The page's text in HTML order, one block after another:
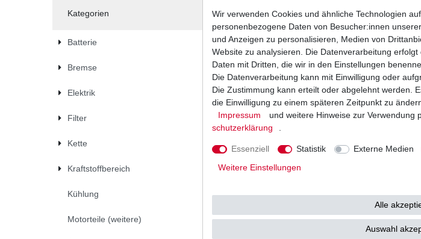
Kategorien
Batterie
Bremse
Elektrik
Filter
Kette
Kraftstoffbereich
Kühlung
Motorteile (weitere)
Marken Batterie YTX9-BS wartungsfrei für Suzuki
UVP 36,76 € 33,61 € *
*inkl. ges. MwSt.zzgl.Versandkosten
Wir verwenden Cookies und ähnliche Technologien
personenbezogene Daten von Besucher:innen
und Anzeigen zu personalisieren, Medien von
Website zu analysieren. Die Datenverarbeitung
Daten mit Dritten, die wir in den Einstellungen
Die Datenverarbeitung kann mit Einwilligung oder
Die Zustimmung kann erteilt oder abgelehnt werden.
die Einwilligung zu einem späteren Zeitpunkt zu
Impressum
und weitere Hinweise zur
schutz­erklärung
Essenziell Statistik Externe Medien
Weitere Einstellungen
Alle
Auswahl